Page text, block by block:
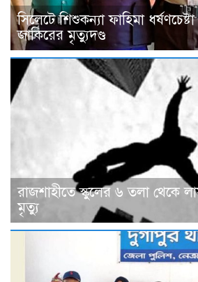
সিলেটে শিশুকন্যা ফাহিমা
জাকিরের মৃত্যুদণ্ড
রাজশাহীতে স্কুলের ৬ তলা থেকে
মৃত্যু